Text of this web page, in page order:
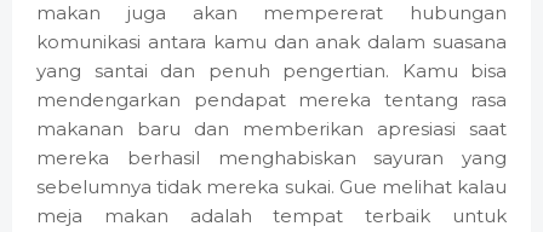
makan juga akan mempererat hubungan
komunikasi antara kamu dan anak dalam suasana
yang santai dan penuh pengertian. Kamu bisa
mendengarkan pendapat mereka tentang rasa
makanan baru dan memberikan apresiasi saat
mereka berhasil menghabiskan sayuran yang
sebelumnya tidak mereka sukai. Gue melihat kalau
meja makan adalah tempat terbaik untuk